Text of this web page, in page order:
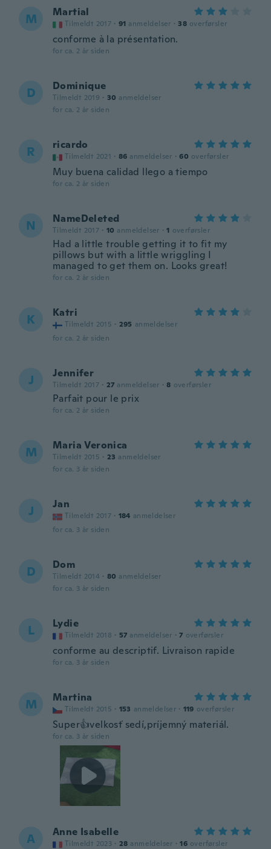
M Martial
Tilmeldt 2017 · 91 anmeldelser · 38 overførsler
conforme à la présentation.
for ca. 2 år siden
D Dominique
Tilmeldt 2019 · 30 anmeldelser
for ca. 2 år siden
R ricardo
Tilmeldt 2021 · 86 anmeldelser · 60 overførsler
Muy buena calidad llego a tiempo
for ca. 2 år siden
N NameDeleted
Tilmeldt 2017 · 10 anmeldelser · 1 overførsler
Had a little trouble getting it to fit my
pillows but with a little wriggling I
managed to get them on. Looks great!
for ca. 2 år siden
K Katri
Tilmeldt 2015 · 295 anmeldelser
for ca. 2 år siden
J Jennifer
Tilmeldt 2017 · 27 anmeldelser · 8 overførsler
Parfait pour le prix
for ca. 2 år siden
M Maria Veronica
Tilmeldt 2015 · 23 anmeldelser
for ca. 3 år siden
J Jan
Tilmeldt 2017 · 184 anmeldelser
for ca. 3 år siden
D Dom
Tilmeldt 2014 · 80 anmeldelser
for ca. 3 år siden
L Lydie
Tilmeldt 2018 · 57 anmeldelser · 7 overførsler
conforme au descriptif. Livraison rapide
for ca. 3 år siden
M Martina
Tilmeldt 2015 · 153 anmeldelser · 119 overførsler
Super👍velkosť sedí,príjemný materiál.
for ca. 3 år siden
A Anne Isabelle
Tilmeldt 2023 · 28 anmeldelser · 16 overførsler